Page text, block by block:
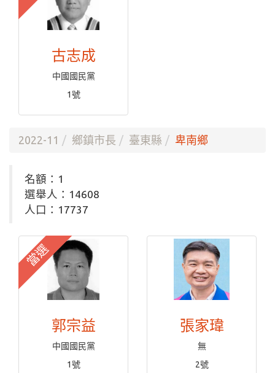
古志成
中國國民黨
1號
2022-11 鄉鎮市長 臺東縣 卑南鄉
名額：1
選舉人：14608
人口：17737
當選
郭宗益
中國國民黨
1號
張家瑋
無
2號